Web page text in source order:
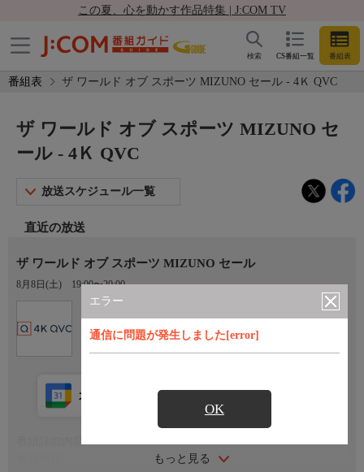
この夏、心を動かす作品特集 | J:COM TV
CS番組一覧 番組表
検索
番組表 ザ ワールド オブ スポーツ MIZUNO セール - 4Ｋ QVC
エラー
通信に問題が発生しました[error]
OK
ザ ワールド オブ スポーツ MIZUNO セ
ール - 4Ｋ QVC
放送スケジュール一覧
直近の放送
ザ ワールド オブ スポーツ MIZUNO セール
8月8日(土) 19:00〜20:00
もっと見る
カレンダー登録 アプリ視聴